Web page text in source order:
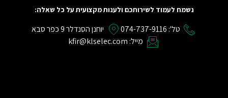
נשמח לעמוד לשירותכם ולענות מקצועית על כל שאלה:
טל': 074-737-9116
יוחנן הסנדלר 9 כפר סבא
מייל: kfir@klselec.com